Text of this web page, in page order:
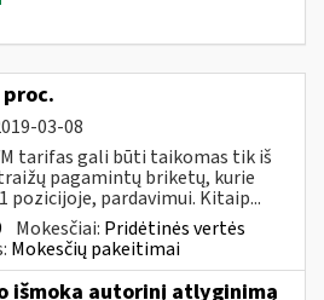
03-08
tarifas gali būti taikomas tik iš
pagamintų briketų, kurie
pozicijoje, pardavimui. Kitaip...
Mokesčiai: Pridėtinės vertės
Mokesčių pakeitimai
išmoka autorinį atlyginimą